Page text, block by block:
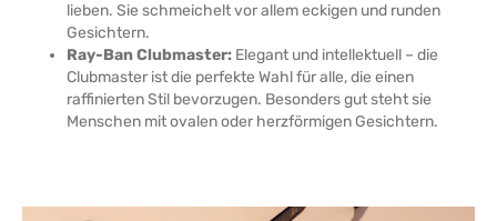
lieben. Sie schmeichelt vor allem eckigen und runden
Gesichtern.
Ray-Ban Clubmaster: Elegant und intellektuell – die
Clubmaster ist die perfekte Wahl für alle, die einen
raffinierten Stil bevorzugen. Besonders gut steht sie
Menschen mit ovalen oder herzförmigen Gesichtern.